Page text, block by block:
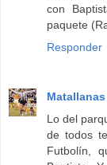
con
paquete
Responder
Matallanas
Lo del
de todos
Futbolín,